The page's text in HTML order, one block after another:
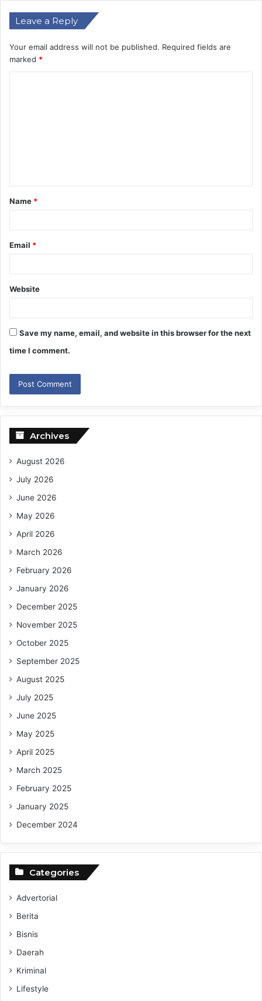
Leave a Reply
Your email address will not be published. Required fields are
marked *
t
*
Name *
Email *
Website
Save my name, email, and website in this browser for the next
time I comment.
Archives
August 2026
July 2026
June 2026
May 2026
April 2026
March 2026
February 2026
January 2026
December 2025
November 2025
October 2025
September 2025
August 2025
July 2025
June 2025
May 2025
April 2025
March 2025
February 2025
January 2025
December 2024
Categories
Advertorial
Berita
Bisnis
Daerah
Kriminal
Lifestyle